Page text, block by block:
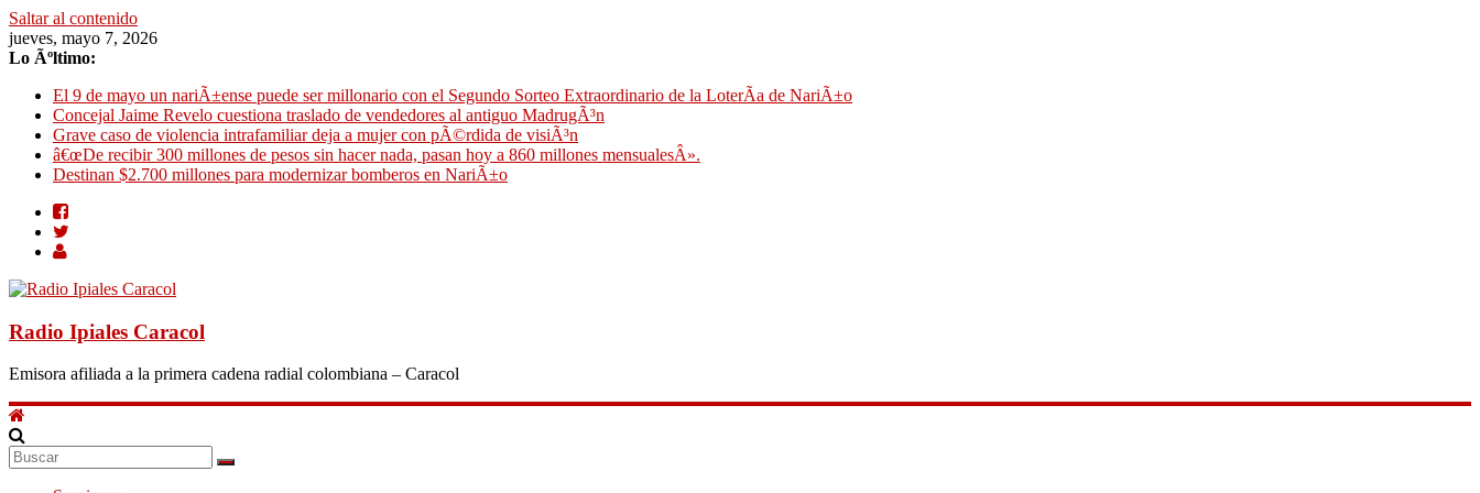
Saltar al contenido
jueves, mayo 7, 2026
Lo Ãºltimo:
El 9 de mayo un nariÃ±ense puede ser millonario con el Segundo Sorteo Extraordinario de la LoterÃ­a de NariÃ±o
Concejal Jaime Revelo cuestiona traslado de vendedores al antiguo MadrugÃ³n
Grave caso de violencia intrafamiliar deja a mujer con pÃ©rdida de visiÃ³n
â€œDe recibir 300 millones de pesos sin hacer nada, pasan hoy a 860 millones mensualesÂ».
Destinan $2.700 millones para modernizar bomberos en NariÃ±o
Radio Ipiales Caracol
Emisora afiliada a la primera cadena radial colombiana – Caracol